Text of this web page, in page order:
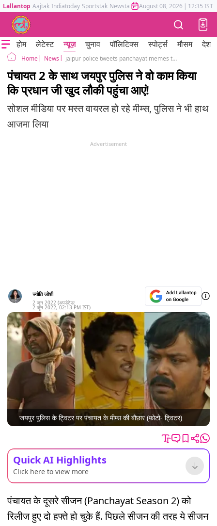
Lallantop Aajtak Indiatoday Sportstak Newstak Mumbai Tak Astrotak
August 08, 2026 | 12:35 IST
होम लेटेस्ट न्यूज़ चुनाव पॉलिटिक्स स्पोर्ट्स मौसम देश
Home News jaipur police tweets panchayat memes to aware citizens about traffic rules
पंचायत 2 के साथ जयपुर पुलिस ने वो काम किया
कि प्रधान जी खुद लौकी पहुंचा आएं!
सोशल मीडिया पर मस्त वायरल हो रहे मीम्स, पुलिस ने भी हाथ
आजमा लिया
Advertisement
ज्योति जोशी
2 जून 2022 (अपडेटेड:
2 जून 2022, 02:13 PM IST)
जयपुर पुलिस के ट्विटर पर पंचायत के मीम्स की बौछार (फोटो- ट्विटर)
Quick AI Highlights
Click here to view more
पंचायत के दूसरे सीजन (Panchayat Season 2) को
रिलीज हुए दो हफ्ते हो चुके हैं. पिछले सीजन की तरह ये सीजन